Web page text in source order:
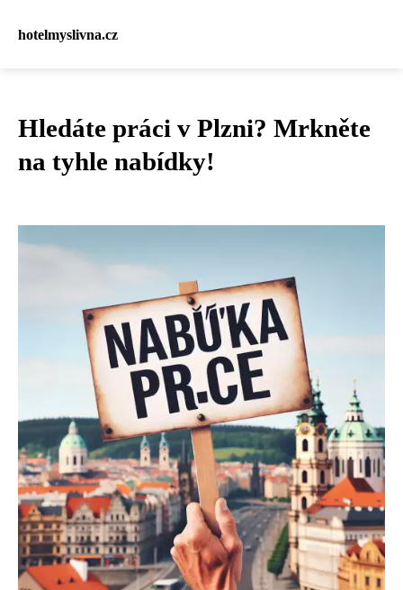
hotelmyslivna.cz
Hledáte práci v Plzni? Mrkněte
na tyhle nabídky!